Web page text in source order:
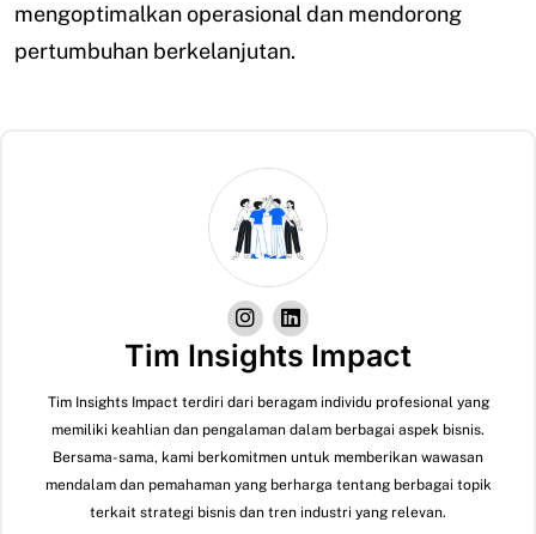
mengoptimalkan operasional dan mendorong
pertumbuhan berkelanjutan.
Tim Insights Impact
Tim Insights Impact terdiri dari beragam individu profesional yang
memiliki keahlian dan pengalaman dalam berbagai aspek bisnis.
Bersama-sama, kami berkomitmen untuk memberikan wawasan
mendalam dan pemahaman yang berharga tentang berbagai topik
terkait strategi bisnis dan tren industri yang relevan.